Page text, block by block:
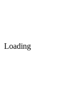
Loading